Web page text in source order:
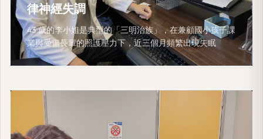
律神經失調
43 歲的李小姐是典型的「三明治族」，在兼顧國小孩子課
業與受傷長輩的照護壓力下，近三個月頻繁出現失眠